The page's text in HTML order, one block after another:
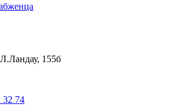
155б
32 74